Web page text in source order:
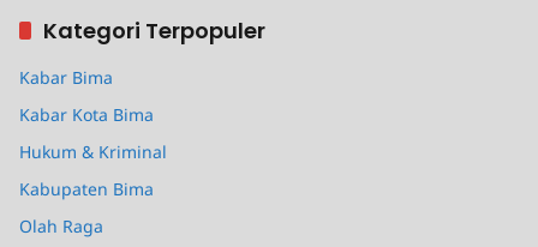
Kategori Terpopuler
Kabar Bima
Kabar Kota Bima
Hukum & Kriminal
Kabupaten Bima
Olah Raga